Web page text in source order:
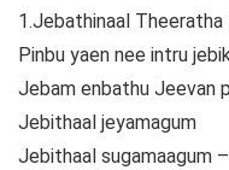
1.Jebathinaal
Pinbu yaen nee intru
Jebam enbathu Jeevan
Jebithaal jeyamagum
Jebithaal sugamaagum